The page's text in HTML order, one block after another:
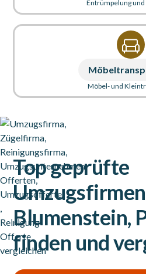
Entrümpelung und
Möbel- und
Top geprüfte
Blumenstein,
finden und